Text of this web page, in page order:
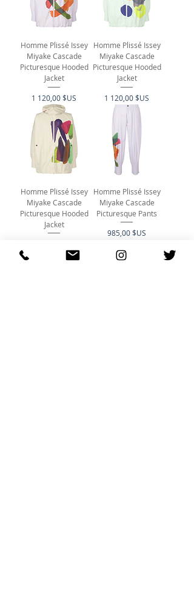
Homme Plissé Issey
Miyake Cascade
Picturesque Hooded
Jacket
Prix
1 120,00 $US
Homme Plissé Issey
Miyake Cascade
Picturesque Hooded
Jacket
Prix
1 120,00 $US
Homme Plissé Issey
Miyake Cascade
Picturesque Hooded
Jacket
Homme Plissé Issey
Miyake Cascade
Picturesque Pants
Prix
985,00 $US